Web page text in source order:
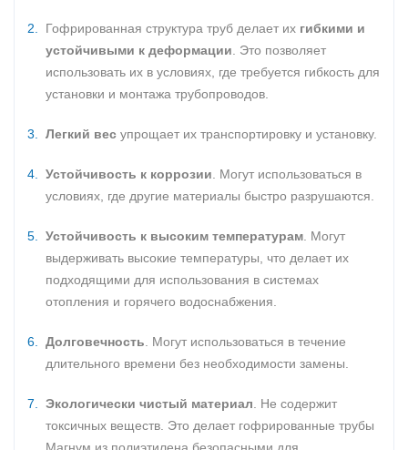
Гофрированная структура труб делает их гибкими и
устойчивыми к деформации . Это позволяет
использовать их в условиях, где требуется гибкость для
установки и монтажа трубопроводов.
Легкий вес упрощает их транспортировку и установку.
Устойчивость к коррозии . Могут использоваться в
условиях, где другие материалы быстро разрушаются.
Устойчивость к высоким температурам . Могут
выдерживать высокие температуры, что делает их
подходящими для использования в системах
отопления и горячего водоснабжения.
Долговечность . Могут использоваться в течение
длительного времени без необходимости замены.
Экологически чистый материал . Не содержит
токсичных веществ. Это делает гофрированные трубы
Магнум из полиэтилена безопасными для